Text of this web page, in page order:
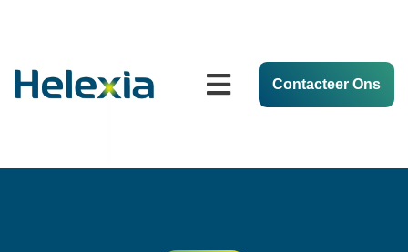
Contacteer Ons